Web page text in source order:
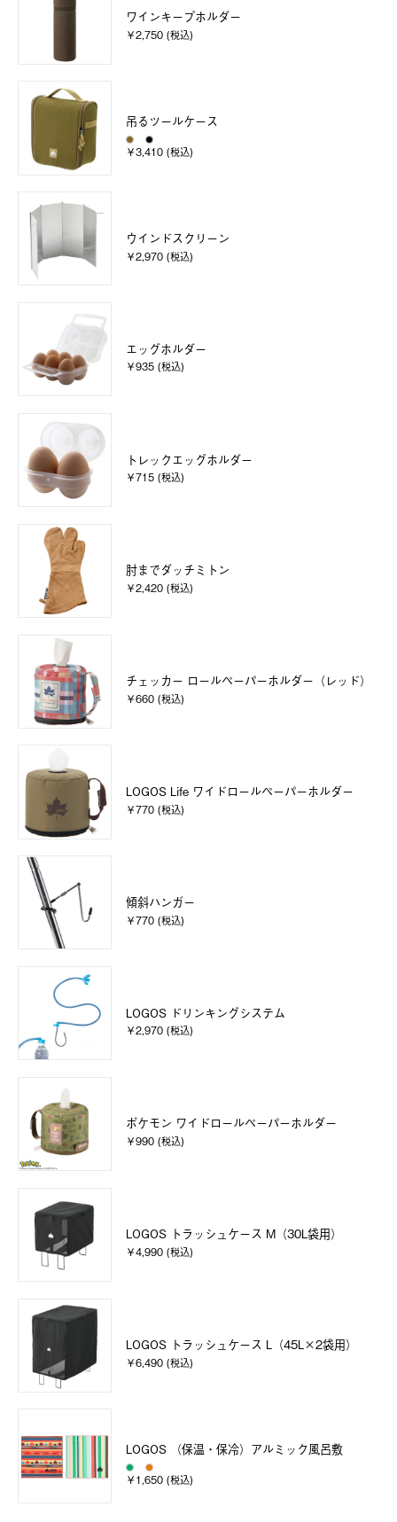
ワインキープホルダー
￥2,750 (税込)
吊るツールケース
￥3,410 (税込)
ウインドスクリーン
￥2,970 (税込)
エッグホルダー
￥935 (税込)
トレックエッグホルダー
￥715 (税込)
肘までダッチミトン
￥2,420 (税込)
チェッカー ロールペーパーホルダー（レッド）
￥660 (税込)
LOGOS Life ワイドロールペーパーホルダー
￥770 (税込)
傾斜ハンガー
￥770 (税込)
LOGOS ドリンキングシステム
￥2,970 (税込)
ポケモン ワイドロールペーパーホルダー
￥990 (税込)
LOGOS トラッシュケース M（30L袋用）
￥4,990 (税込)
LOGOS トラッシュケース L（45L×2袋用）
￥6,490 (税込)
LOGOS （保温・保冷）アルミック風呂敷
￥1,650 (税込)